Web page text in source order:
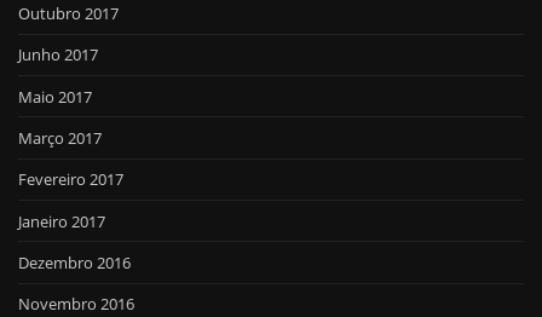
Outubro 2017
Junho 2017
Maio 2017
Março 2017
Fevereiro 2017
Janeiro 2017
Dezembro 2016
Novembro 2016